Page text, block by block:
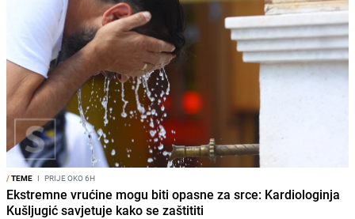
/TEME I PRIJE OKO 6H
Ekstremne vrućine mogu biti opasne za srce: Kardiologinja
Kušljugić savjetuje kako se zaštititi